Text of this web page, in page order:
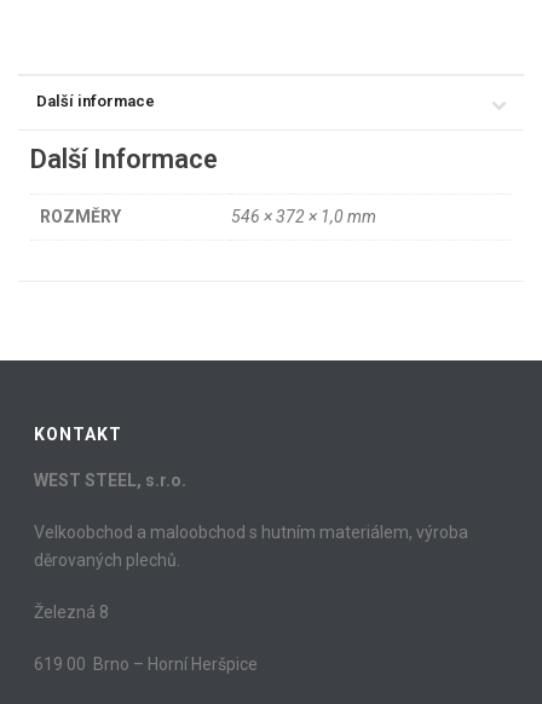
Další informace
Další Informace
ROZMĚRY 546 × 372 × 1,0 mm
KONTAKT
WEST STEEL, s.r.o.
Velkoobchod a maloobchod s hutním materiálem, výroba
děrovaných plechů.
Železná 8
619 00 Brno – Horní Heršpice